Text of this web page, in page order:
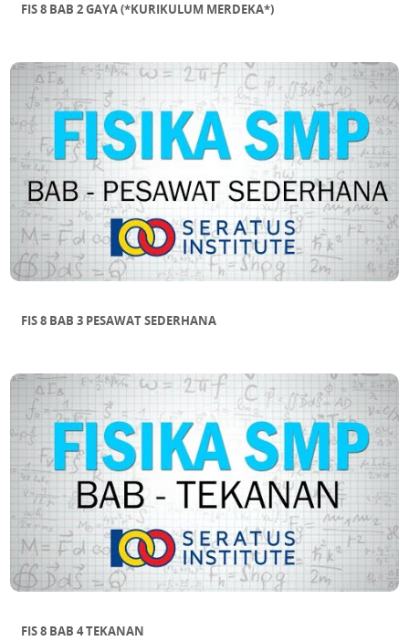
FIS 8 BAB 2 GAYA (*KURIKULUM MERDEKA*)
FIS 8 BAB 3 PESAWAT SEDERHANA
FIS 8 BAB 4 TEKANAN